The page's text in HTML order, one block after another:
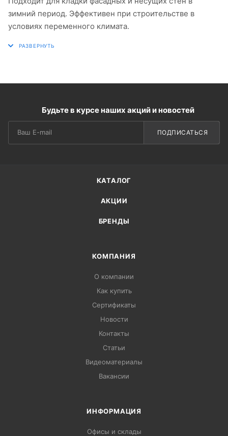
зимний период. Эффективен при строительстве в
условиях переменного климата.
Будьте в курсе наших акций и новостей
ПОДПИСАТЬСЯ
КАТАЛОГ
АКЦИИ
БРЕНДЫ
КОМПАНИЯ
О компании
Как купить
Сертификаты
Новости
Контакты
Статьи
Видеоматериалы
Вакансии
ИНФОРМАЦИЯ
Офисы и склады